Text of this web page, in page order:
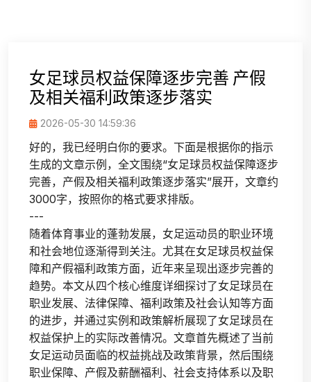
女足球员权益保障逐步完善 产假
及相关福利政策逐步落实
2026-05-30 14:59:36
好的，我已经明白你的要求。下面是根据你的指示
生成的文章示例，全文围绕“女足球员权益保障逐步
完善，产假及相关福利政策逐步落实”展开，文章约
3000字，按照你的格式要求排版。
---
随着体育事业的蓬勃发展，女足运动员的职业环境
和社会地位逐渐得到关注。尤其在女足球员权益保
障和产假福利政策方面，近年来呈现出逐步完善的
趋势。本文从四个核心维度详细探讨了女足球员在
职业发展、法律保障、福利政策及社会认知等方面
的进步，并通过实例和政策解析展现了女足球员在
权益保护上的实际改善情况。文章首先概述了当前
女足运动员面临的权益挑战及政策背景，然后围绕
职业保障、产假及薪酬福利、社会支持体系以及职